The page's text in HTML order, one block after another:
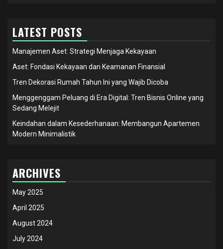
LATEST POSTS
Manajemen Aset: Strategi Menjaga Kekayaan
Aset: Fondasi Kekayaan dan Keamanan Finansial
Tren Dekorasi Rumah Tahun Ini yang Wajib Dicoba
Menggenggam Peluang di Era Digital: Tren Bisnis Online yang
Sedang Melejit
Keindahan dalam Kesederhanaan: Membangun Apartemen
Modern Minimalistik
ARCHIVES
May 2025
April 2025
August 2024
July 2024